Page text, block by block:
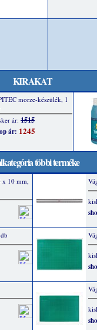
KIRAKAT
többi terméke
x 10 mm,